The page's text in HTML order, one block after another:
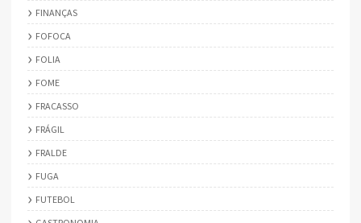
FINANÇAS
FOFOCA
FOLIA
FOME
FRACASSO
FRÁGIL
FRALDE
FUGA
FUTEBOL